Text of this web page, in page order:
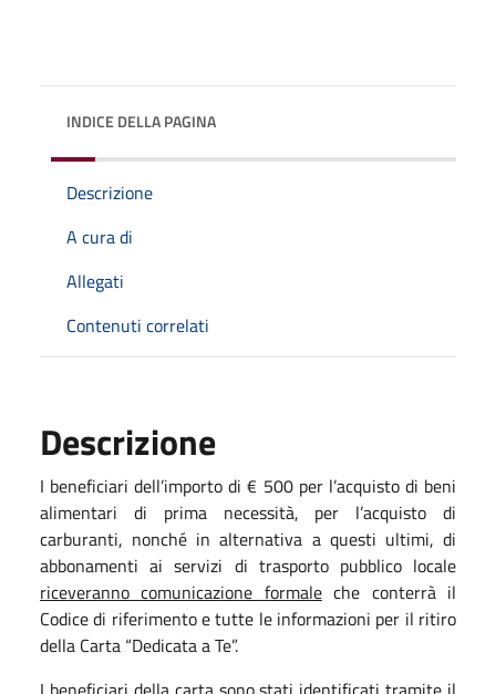
INDICE DELLA PAGINA
Descrizione
A cura di
Allegati
Contenuti correlati
Descrizione
I beneficiari dell’importo di € 500 per l’acquisto di beni
alimentari di prima necessità, per l’acquisto di
carburanti, nonché in alternativa a questi ultimi, di
abbonamenti ai servizi di trasporto pubblico locale
riceveranno comunicazione formaleche conterrà il
Codice di riferimento e tutte le informazioni per il ritiro
della Carta “Dedicata a Te”.